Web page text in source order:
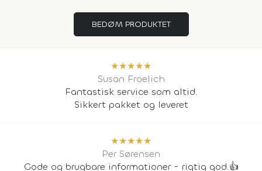
BEDØM PRODUKTET
★★★★★
Susan Froelich
Fantastisk service som altid.
Sikkert pakket og leveret
★★★★★
Per Sørensen
Gode og brugbare informationer - rigtig god.👍